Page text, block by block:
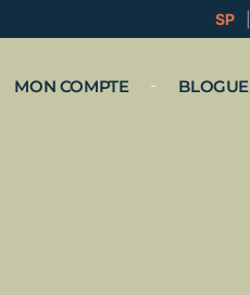
SP
MON COMPTE BLOGUE